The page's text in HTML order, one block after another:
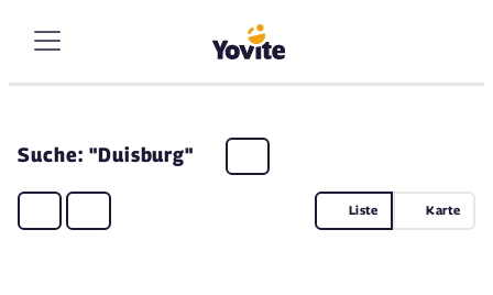
Suche: "Duisburg"
Liste Karte